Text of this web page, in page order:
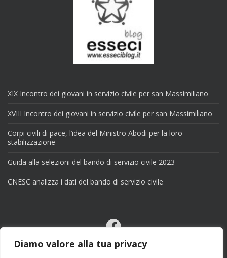
Diamo valore alla tua privacy
XIX Incontro dei giovani in servizio civile per san Massimiliano
XVIII Incontro dei giovani in servizio civile per san Massimiliano
Corpi civili di pace, l’idea del Ministro Abodi per la loro
stabilizzazione
Guida alla selezioni del bando di servizio civile 2023
CNESC analizza i dati del bando di servizio civile
Facebook
Email